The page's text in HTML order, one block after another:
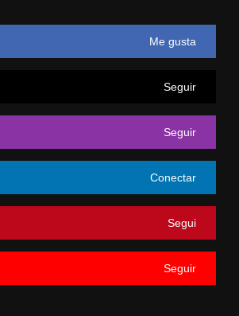
Me gusta
Seguir
Seguir
Conectar
Segui
Seguir